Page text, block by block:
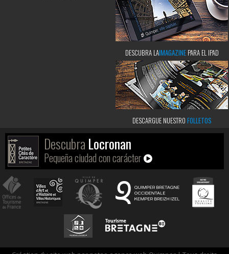
DESCUBRA LAIMAGAZINEPARA EL IPAD
DESCARGUE NUESTRO FOLLETOS
Descubra Locronan
Pequeña ciudad con carácter